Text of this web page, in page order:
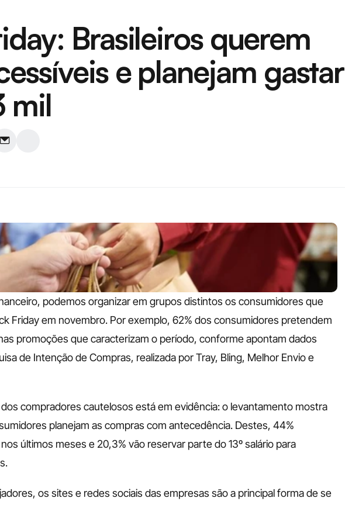
Brasileiros querem
e planejam gastar
mil
podemos organizar em grupos distintos os consumidores que
Friday em novembro. Por exemplo, 62% dos consumidores pretendem
promoções que caracterizam o período, conforme apontam dados
de Intenção de Compras, realizada por Tray, Bling, Melhor Envio e
compradores cautelosos está em evidência: o levantamento mostra
planejam as compras com antecedência. Destes, 44%
últimos meses e 20,3% vão reservar parte do 13º salário para
os sites e redes sociais das empresas são a principal forma de se